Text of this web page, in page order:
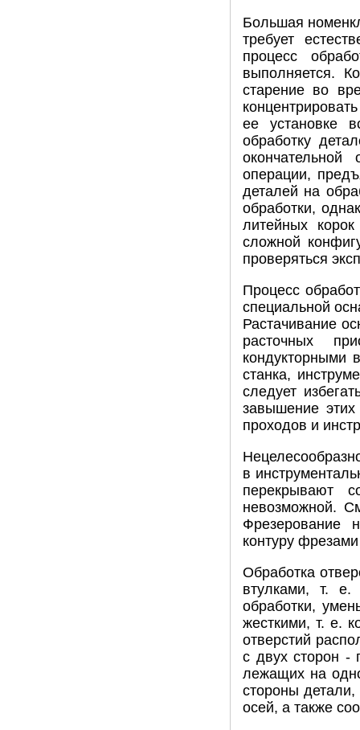
Большая
требует
процесс
выполняется.
старение во
ее установке
обработку
операции,
деталей на
обработки,
литейных
сложной
проверяться
Процесс
специальной
Растачивание
расточных
кондукторными
станка,
следует
завышение этих
проходов и
в
перекрывают
невозможной.
Фрезерование
контуру
Обработка
втулками, т. е.
обработки,
жесткими, т. е.
отверстий
с двух сторон -
лежащих на
стороны детали,
осей, а также